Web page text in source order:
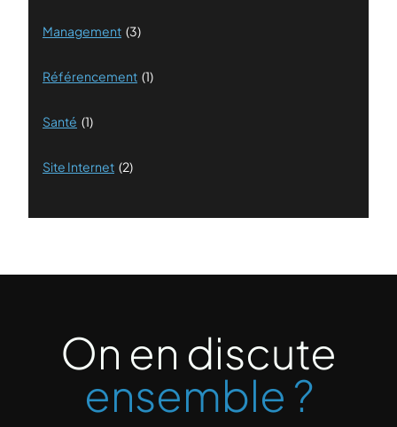
Management (3)
Référencement (1)
Santé (1)
Site Internet (2)
On en discute
ensemble ?